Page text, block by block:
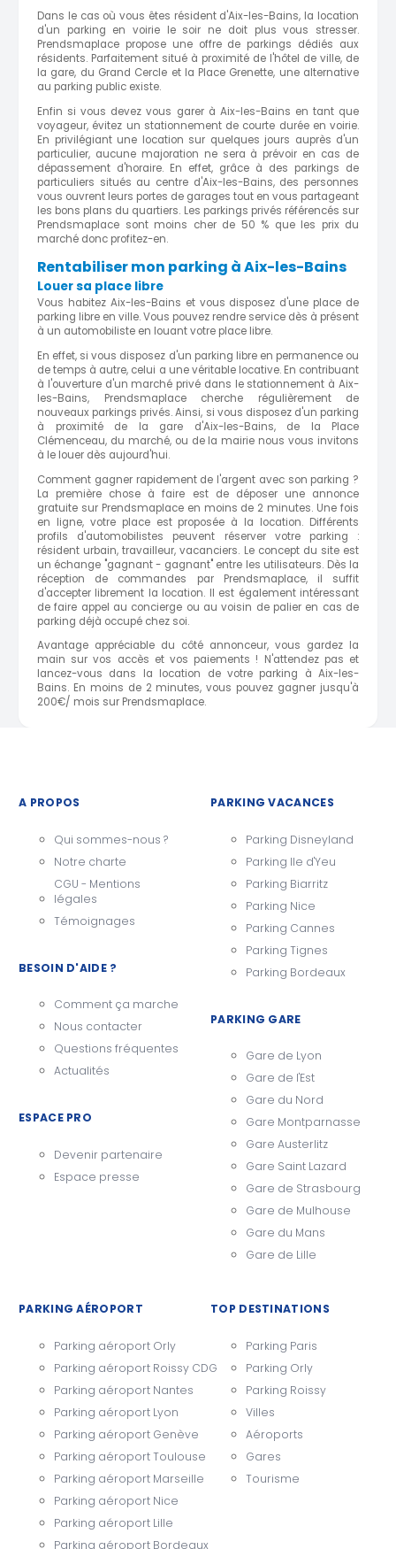
Dans le cas où vous êtes résident d'Aix-les-Bains, la location
d'un parking en voirie le soir ne doit plus vous stresser.
Prendsmaplace propose une offre de parkings dédiés aux
résidents. Parfaitement situé à proximité de l'hôtel de ville, de
la gare, du Grand Cercle et la Place Grenette, une alternative
au parking public existe.
Enfin si vous devez vous garer à Aix-les-Bains en tant que
voyageur, évitez un stationnement de courte durée en voirie.
En privilégiant une location sur quelques jours auprès d'un
particulier, aucune majoration ne sera à prévoir en cas de
dépassement d'horaire. En effet, grâce à des parkings de
particuliers situés au centre d'Aix-les-Bains, des personnes
vous ouvrent leurs portes de garages tout en vous partageant
les bons plans du quartiers. Les parkings privés référencés sur
Prendsmaplace sont moins cher de 50 % que les prix du
marché donc profitez-en.
Rentabiliser mon parking à Aix-les-Bains
Louer sa place libre
Vous habitez Aix-les-Bains et vous disposez d'une place de
parking libre en ville. Vous pouvez rendre service dès à présent
à un automobiliste en louant votre place libre.
En effet, si vous disposez d'un parking libre en permanence ou
de temps à autre, celui a une véritable locative. En contribuant
à l'ouverture d'un marché privé dans le stationnement à Aix-
les-Bains, Prendsmaplace cherche régulièrement de
nouveaux parkings privés. Ainsi, si vous disposez d'un parking
à proximité de la gare d'Aix-les-Bains, de la Place
Clémenceau, du marché, ou de la mairie nous vous invitons
à le louer dès aujourd'hui.
Comment gagner rapidement de l'argent avec son parking ?
La première chose à faire est de déposer une annonce
gratuite sur Prendsmaplace en moins de 2 minutes. Une fois
en ligne, votre place est proposée à la location. Différents
profils d'automobilistes peuvent réserver votre parking :
résident urbain, travailleur, vacanciers. Le concept du site est
un échange "gagnant - gagnant" entre les utilisateurs. Dès la
réception de commandes par Prendsmaplace, il suffit
d'accepter librement la location. Il est également intéressant
de faire appel au concierge ou au voisin de palier en cas de
parking déjà occupé chez soi.
Avantage appréciable du côté annonceur, vous gardez la
main sur vos accès et vos paiements ! N'attendez pas et
lancez-vous dans la location de votre parking à Aix-les-
Bains. En moins de 2 minutes, vous pouvez gagner jusqu'à
200€/ mois sur Prendsmaplace.
A PROPOS
Qui sommes-nous ?
Notre charte
CGU - Mentions
légales
Témoignages
BESOIN D'AIDE ?
Comment ça marche
Nous contacter
Questions fréquentes
Actualités
ESPACE PRO
Devenir partenaire
Espace presse
PARKING VACANCES
Parking Disneyland
Parking Ile d'Yeu
Parking Biarritz
Parking Nice
Parking Cannes
Parking Tignes
Parking Bordeaux
PARKING GARE
Gare de Lyon
Gare de l'Est
Gare du Nord
Gare Montparnasse
Gare Austerlitz
Gare Saint Lazard
Gare de Strasbourg
Gare de Mulhouse
Gare du Mans
Gare de Lille
PARKING AÉROPORT
Parking aéroport Orly
Parking aéroport Roissy CDG
Parking aéroport Nantes
Parking aéroport Lyon
Parking aéroport Genève
Parking aéroport Toulouse
Parking aéroport Marseille
Parking aéroport Nice
Parking aéroport Lille
Parking aéroport Bordeaux
TOP DESTINATIONS
Parking Paris
Parking Orly
Parking Roissy
Villes
Aéroports
Gares
Tourisme